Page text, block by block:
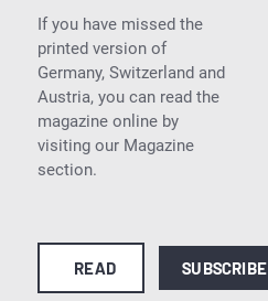
If you have missed the
printed version of
Germany, Switzerland and
Austria, you can read the
magazine online by
visiting our Magazine
section.
READ SUBSCRIBE